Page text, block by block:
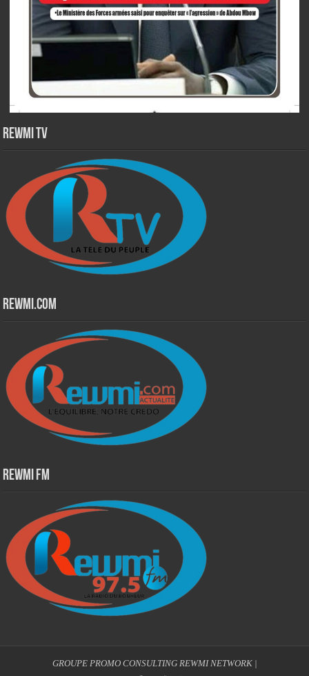
Rewmi TV
Rewmi.Com
Rewmi Fm
GROUPE PROMO CONSULTING REWMI NETWORK|